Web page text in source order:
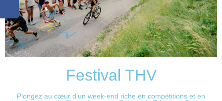
Festival THV
Plongez au cœur d’un week-end riche en compétitions et en